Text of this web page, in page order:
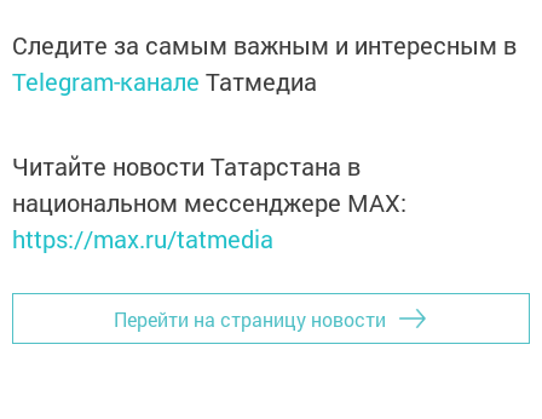
Следите за самым важным и интересным в
Telegram-канале Татмедиа
Читайте новости Татарстана в
национальном мессенджере MАХ:
https://max.ru/tatmedia
Перейти на страницу новости